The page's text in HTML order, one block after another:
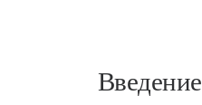
Введение